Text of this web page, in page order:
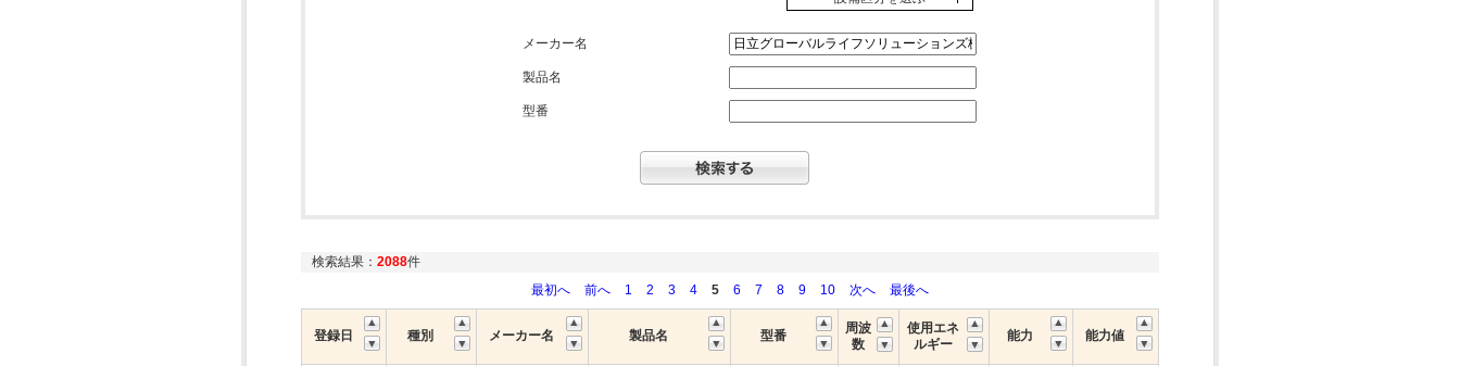
メーカー名
製品名
型番
検索結果： 2088件
最初へ
前へ 1 2 3 4 5 6 7 8 9 10 次へ 最後へ
登録日 種別 メーカー名 製品名 型番
周波
数
使用エネ
ルギー
能力 能力値